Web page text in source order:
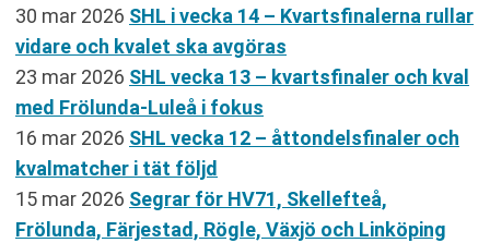
30 mar 2026 SHL i vecka 14 – Kvartsfinalerna rullar
vidare och kvalet ska avgöras
23 mar 2026 SHL vecka 13 – kvartsfinaler och kval
med Frölunda-Luleå i fokus
16 mar 2026 SHL vecka 12 – åttondelsfinaler och
kvalmatcher i tät följd
15 mar 2026 Segrar för HV71, Skellefteå,
Frölunda, Färjestad, Rögle, Växjö och Linköping